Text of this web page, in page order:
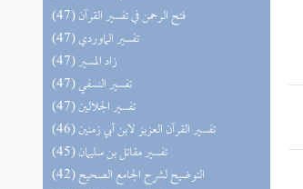
(47) فتح الرحمن في تفسير القرآن
(47) تفسير الماوردي
(47) زاد المسير
(47) تفسير النسفي
(47) تفسير الجلالين
(46) تفسير القرآن العزيز لابن أبي زمنين
(45) تفسير مقاتل بن سليمان
(42) التوضيح لشرح الجامع الصحيح